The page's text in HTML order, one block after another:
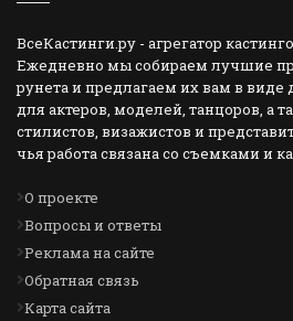
ВсеКастинги.ру - агрегатор
Ежедневно мы собираем лучшие
рунета и предлагаем их вам в виде
для актеров, моделей, танцоров, а
стилистов, визажистов и
чья работа связана со съемками и
О проекте
Вопросы и ответы
Реклама на сайте
Обратная связь
Карта сайта